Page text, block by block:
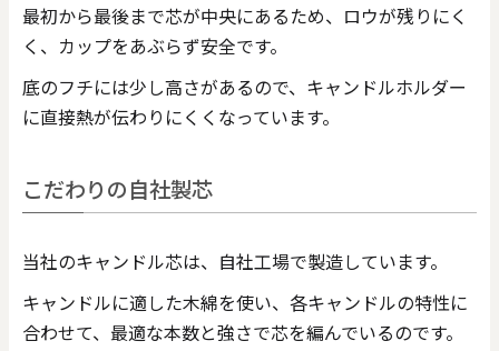
最初から最後まで芯が中央にあるため、ロウが残りにく
く、カップをあぶらず安全です。
底のフチには少し高さがあるので、キャンドルホルダー
に直接熱が伝わりにくくなっています。
こだわりの自社製芯
当社のキャンドル芯は、自社工場で製造しています。
キャンドルに適した木綿を使い、各キャンドルの特性に
合わせて、最適な本数と強さで芯を編んでいるのです。